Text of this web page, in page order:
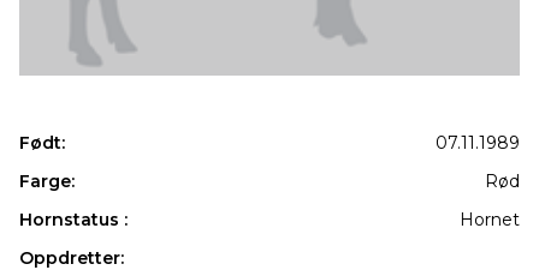
Født:
07.11.1989
Farge:
Rød
Hornstatus :
Hornet
Oppdretter: